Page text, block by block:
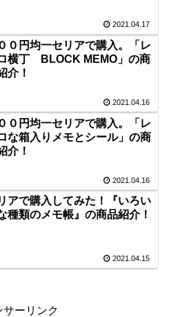
2021.04.17
０円均一セリアで購入。「レ
横丁 BLOCK MEMO」の商
介！
2021.04.16
０円均一セリアで購入。「レ
な箱入りメモとシール」の商
介！
2021.04.16
アで購入してみた！『いろい
種類のメモ帳』の商品紹介！
2021.04.15
サーリンク